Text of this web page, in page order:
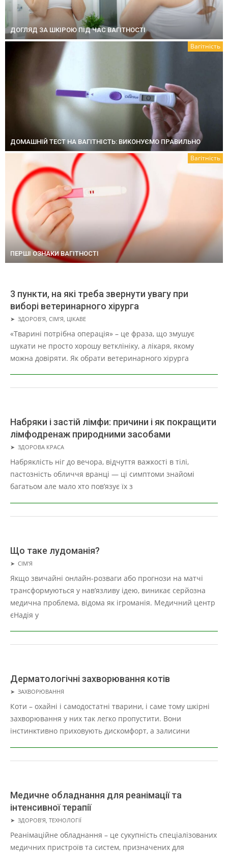
ДОГЛЯД ЗА ШКІРОЮ ПІД ЧАС ВАГІТНОСТІ
Вагітність
ДОМАШНІЙ ТЕСТ НА ВАГІТНІСТЬ: ВИКОНУЄМО ПРАВИЛЬНО
Вагітність
ПЕРШІ ОЗНАКИ ВАГІТНОСТІ
3 пункти, на які треба звернути увагу при
виборі ветеринарного хірурга
2026-
07-
➤ ЗДОРОВ'Я СІМ'Я ЦІКАВЕ
«Тварині потрібна операція» – це фраза, що змушує
шукати не просто хорошу ветклініку, а лікаря, якому
можна довіряти. Як обрати ветеринарного хірурга
Набряки і застій лімфи: причини і як покращити
лімфодренаж природними засобами
2026-
06-
25
➤ ЗДОРОВА КРАСА
Набряклість ніг до вечора, відчуття важкості в тілі,
пастозність обличчя вранці — ці симптоми знайомі
багатьом але мало хто пов’язує їх з
Що таке лудоманія?
2026-
06-
➤ СІМ'Я
Якщо звичайні онлайн-розваги або прогнози на матчі
трансформуються у нав’язливу ідею, виникає серйозна
медична проблема, відома як ігроманія. Медичний центр
єНадія у
Дерматологічні захворювання котів
2026-
06-
14
➤ ЗАХВОРЮВАННЯ
Коти – охайні і самодостатні тварини, і саме тому шкірні
захворювання у них так легко пропустити. Вони
інстинктивно приховують дискомфорт, а залисини
Медичне обладнання для реанімації та
інтенсивної терапії
2026-
06-
12
➤ ЗДОРОВ'Я, ТЕХНОЛОГІЇ
Реанімаційне обладнання – це сукупність спеціалізованих
медичних пристроїв та систем, призначених для